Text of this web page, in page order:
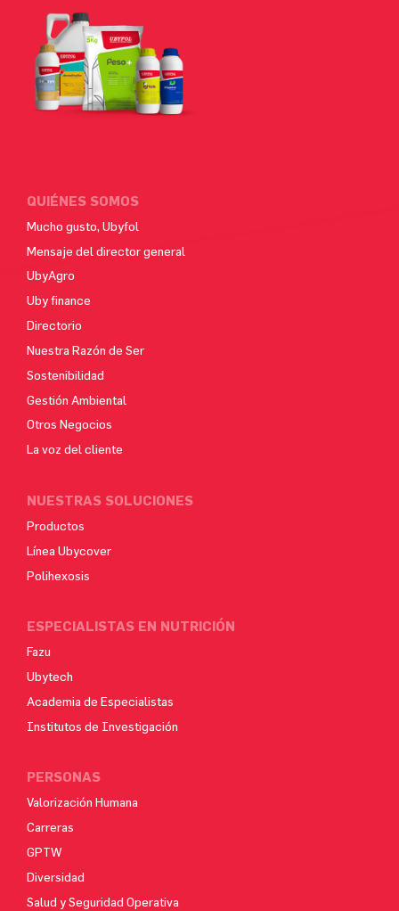
QUIÉNES SOMOS
Mucho gusto, Ubyfol
Mensaje del director general
UbyAgro
Uby finance
Directorio
Nuestra Razón de Ser
Sostenibilidad
Gestión Ambiental
Otros Negocios
La voz del cliente
NUESTRAS SOLUCIONES
Productos
Línea Ubycover
Polihexosis
ESPECIALISTAS EN NUTRICIÓN
Fazu
Ubytech
Academia de Especialistas
Institutos de Investigación
PERSONAS
Valorización Humana
Carreras
GPTW
Diversidad
Salud y Seguridad Operativa